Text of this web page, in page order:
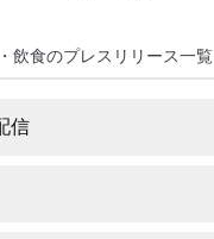
飲食のプレスリリース一覧
信